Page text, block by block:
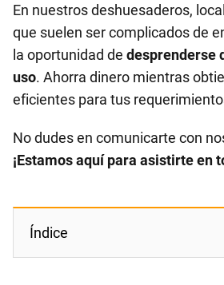
En nuestros deshuesaderos,
que suelen ser complicados de
la oportunidad de desprenderse
uso. Ahorra dinero mientras
eficientes para tus
No dudes en comunicarte con
¡Estamos aquí para asistirte en
Índice